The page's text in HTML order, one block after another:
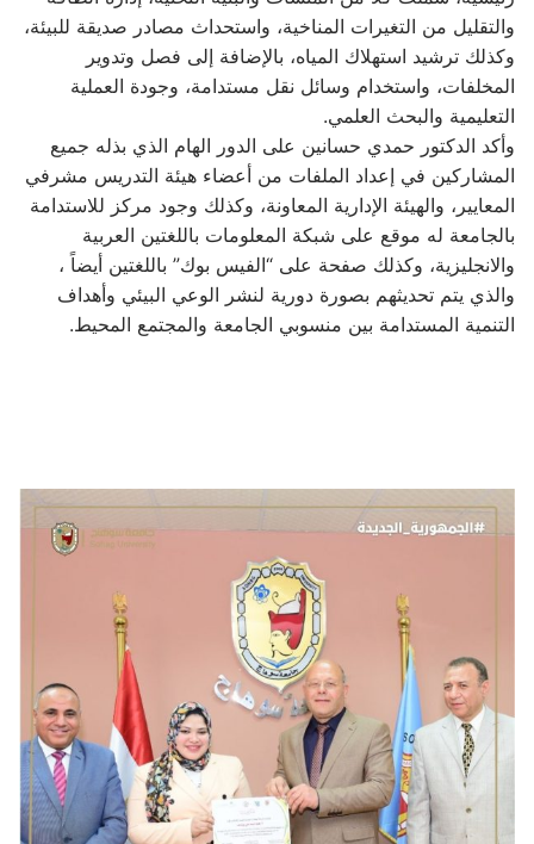
والتقليل من التغيرات المناخية، واستحداث مصادر صديقة للبيئة،
وكذلك ترشيد استهلاك المياه، بالإضافة إلى فصل وتدوير
المخلفات، واستخدام وسائل نقل مستدامة، وجودة العملية
التعليمية والبحث العلمي.
وأكد الدكتور حمدي حسانين على الدور الهام الذي بذله جميع
المشاركين في إعداد الملفات من أعضاء هيئة التدريس مشرفي
المعايير، والهيئة الإدارية المعاونة، وكذلك وجود مركز للاستدامة
بالجامعة له موقع على شبكة المعلومات باللغتين العربية
والانجليزية، وكذلك صفحة على “الفيس بوك” باللغتين أيضاً ،
والذي يتم تحديثهم بصورة دورية لنشر الوعي البيئي وأهداف
التنمية المستدامة بين منسوبي الجامعة والمجتمع المحيط.